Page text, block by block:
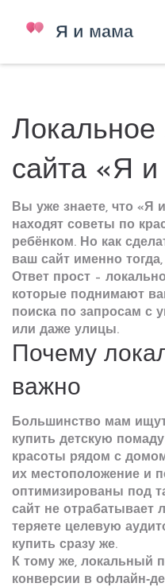
Локальное
сайта «Я
Вы уже знаете, что «Я
находят советы по
ребёнком. Но как
ваш сайт именно
Ответ прост –
которые поднимают
поиска по запросам с
или даже улицы.
Почему
важно
Большинство мам
купить детскую
красоты рядом с
их местоположение и
оптимизированы под
сайт не отрабатывает
теряете целевую
купить сразу же.
К тому же, локальный
конверсии в